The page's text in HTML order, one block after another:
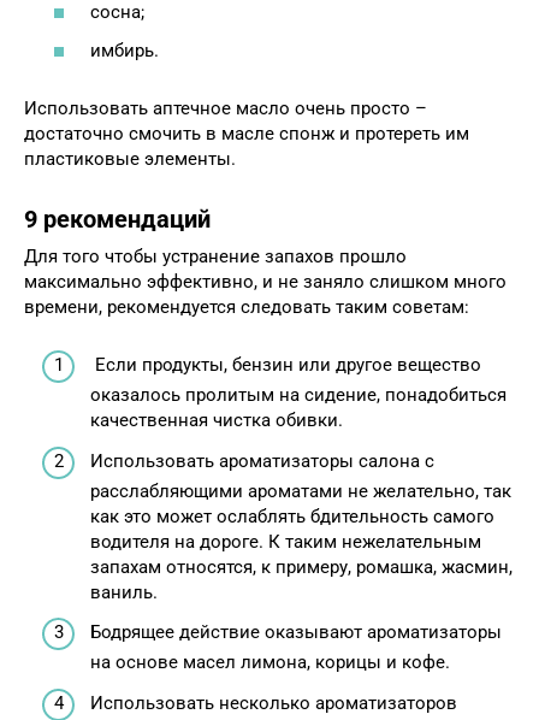
сосна;
имбирь.
Использовать аптечное масло очень просто –
достаточно смочить в масле спонж и протереть им
пластиковые элементы.
9 рекомендаций
Для того чтобы устранение запахов прошло
максимально эффективно, и не заняло слишком много
времени, рекомендуется следовать таким советам:
Если продукты, бензин или другое вещество
оказалось пролитым на сидение, понадобиться
качественная чистка обивки.
Использовать ароматизаторы салона с
расслабляющими ароматами не желательно, так
как это может ослаблять бдительность самого
водителя на дороге. К таким нежелательным
запахам относятся, к примеру, ромашка, жасмин,
ваниль.
Бодрящее действие оказывают ароматизаторы
на основе масел лимона, корицы и кофе.
Использовать несколько ароматизаторов